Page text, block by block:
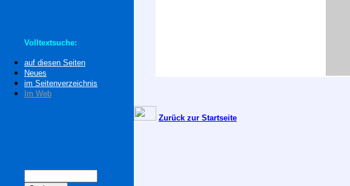
Volltextsuche:
auf diesen Seiten
Neues
im Seitenverzeichnis
Im Web
Zurück zur Startseite